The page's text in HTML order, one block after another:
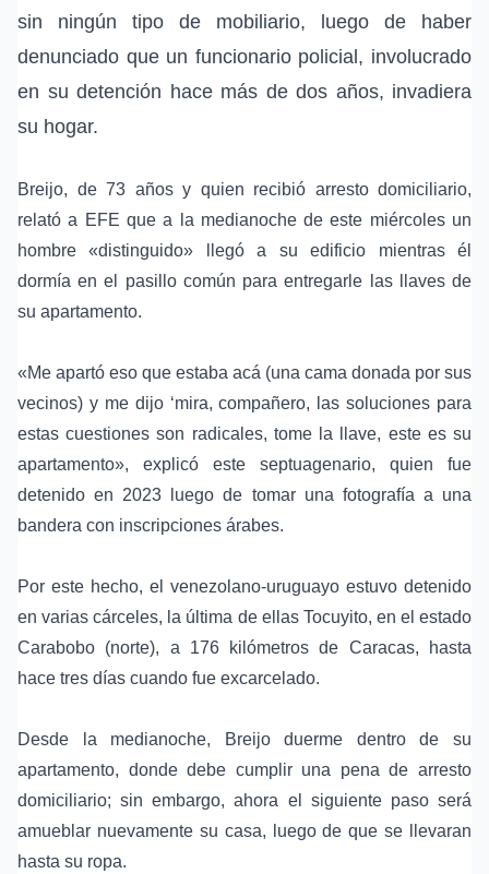
sin ningún tipo de mobiliario, luego de haber
denunciado que un funcionario policial, involucrado
en su detención hace más de dos años, invadiera
su hogar.
Breijo, de 73 años y quien recibió arresto domiciliario,
relató a EFE que a la medianoche de este miércoles un
hombre «distinguido» llegó a su edificio mientras él
dormía en el pasillo común para entregarle las llaves de
su apartamento.
«Me apartó eso que estaba acá (una cama donada por sus
vecinos) y me dijo ‘mira, compañero, las soluciones para
estas cuestiones son radicales, tome la llave, este es su
apartamento», explicó este septuagenario, quien fue
detenido en 2023 luego de tomar una fotografía a una
bandera con inscripciones árabes.
Por este hecho, el venezolano-uruguayo estuvo detenido
en varias cárceles, la última de ellas Tocuyito, en el estado
Carabobo (norte), a 176 kilómetros de Caracas, hasta
hace tres días cuando fue excarcelado.
Desde la medianoche, Breijo duerme dentro de su
apartamento, donde debe cumplir una pena de arresto
domiciliario; sin embargo, ahora el siguiente paso será
amueblar nuevamente su casa, luego de que se llevaran
hasta su ropa.